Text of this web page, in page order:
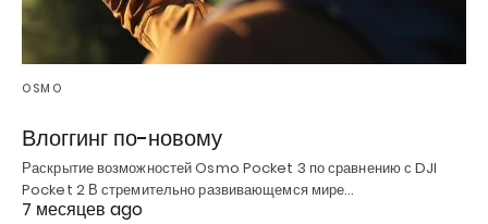
OSMO
Влоггинг по-новому
Раскрытие возможностей Osmo Pocket 3 по сравнению с DJI
Pocket 2 В стремительно развивающемся мире…
7 месяцев ago